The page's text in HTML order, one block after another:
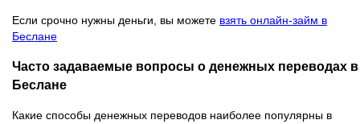
Если срочно нужны деньги, вы можете взять онлайн-займ в
Беслане
Часто задаваемые вопросы о денежных переводах в
Беслане
Какие способы денежных переводов наиболее популярны в